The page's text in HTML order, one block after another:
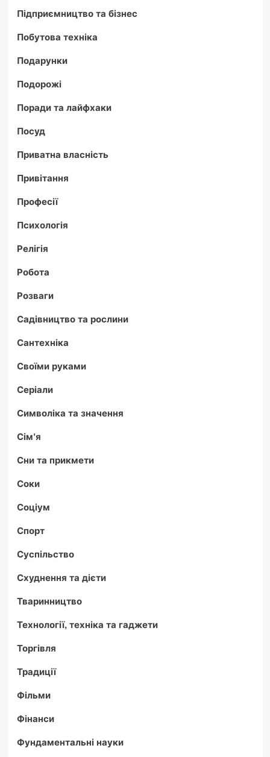
Підприємництво та бізнес
Побутова техніка
Подарунки
Подорожі
Поради та лайфхаки
Посуд
Приватна власність
Привітання
Професії
Психологія
Релігія
Робота
Розваги
Садівництво та рослини
Сантехніка
Своїми руками
Серіали
Символіка та значення
Сім'я
Сни та прикмети
Соки
Соціум
Спорт
Суспільство
Схуднення та дієти
Тваринництво
Технології, техніка та гаджети
Торгівля
Традиції
Фільми
Фінанси
Фундаментальні науки